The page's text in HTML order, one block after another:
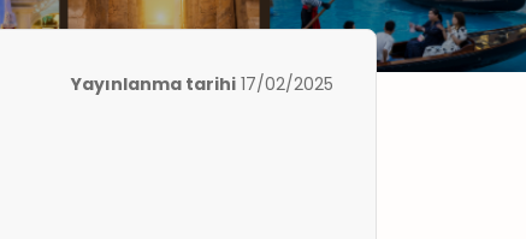
Yayınlanma tarihi 17/02/2025